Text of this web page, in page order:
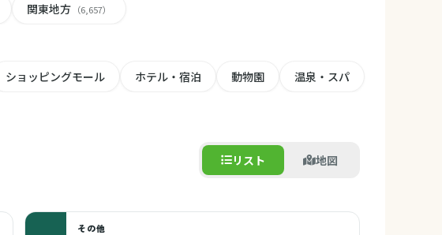
関東地方 （6,657）
ショッピングモール ホテル・宿泊 動物園 温泉・スパ
リスト 地図
その他